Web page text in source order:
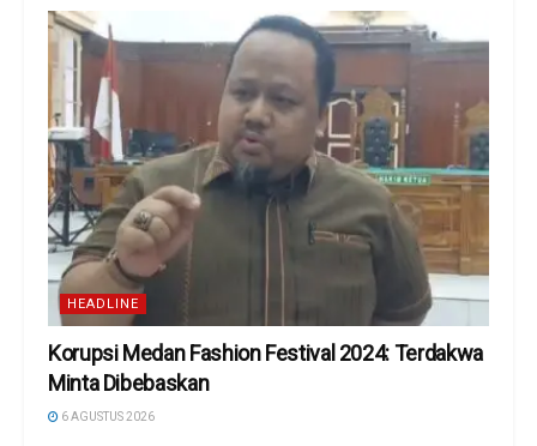
HEADLINE
Korupsi Medan Fashion Festival 2024: Terdakwa
Minta Dibebaskan
6 AGUSTUS 2026